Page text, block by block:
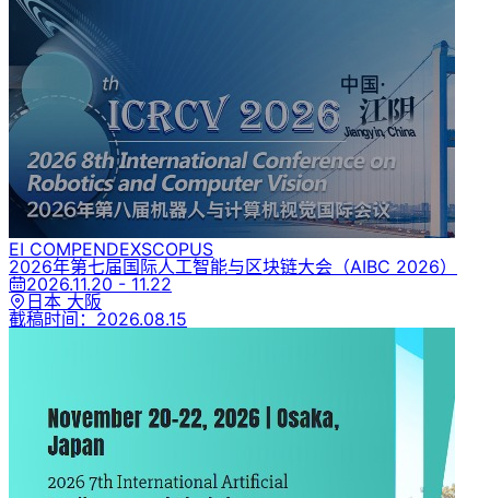
EI COMPENDEXSCOPUS
2026年第七届国际人工智能与区块链大会 （AIBC 2026）
2026.11.20 - 11.22
日本 大阪
截稿时间： 2026.08.15